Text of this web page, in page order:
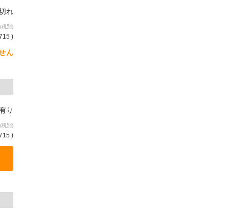
れ
(税別)
)
ん
り
(税別)
)